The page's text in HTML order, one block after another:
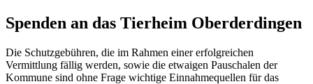
Spenden an das Tierheim Oberderdingen
Die Schutzgebühren, die im Rahmen einer erfolgreichen
Vermittlung fällig werden, sowie die etwaigen Pauschalen der
Kommune sind ohne Frage wichtige Einnahmequellen für das